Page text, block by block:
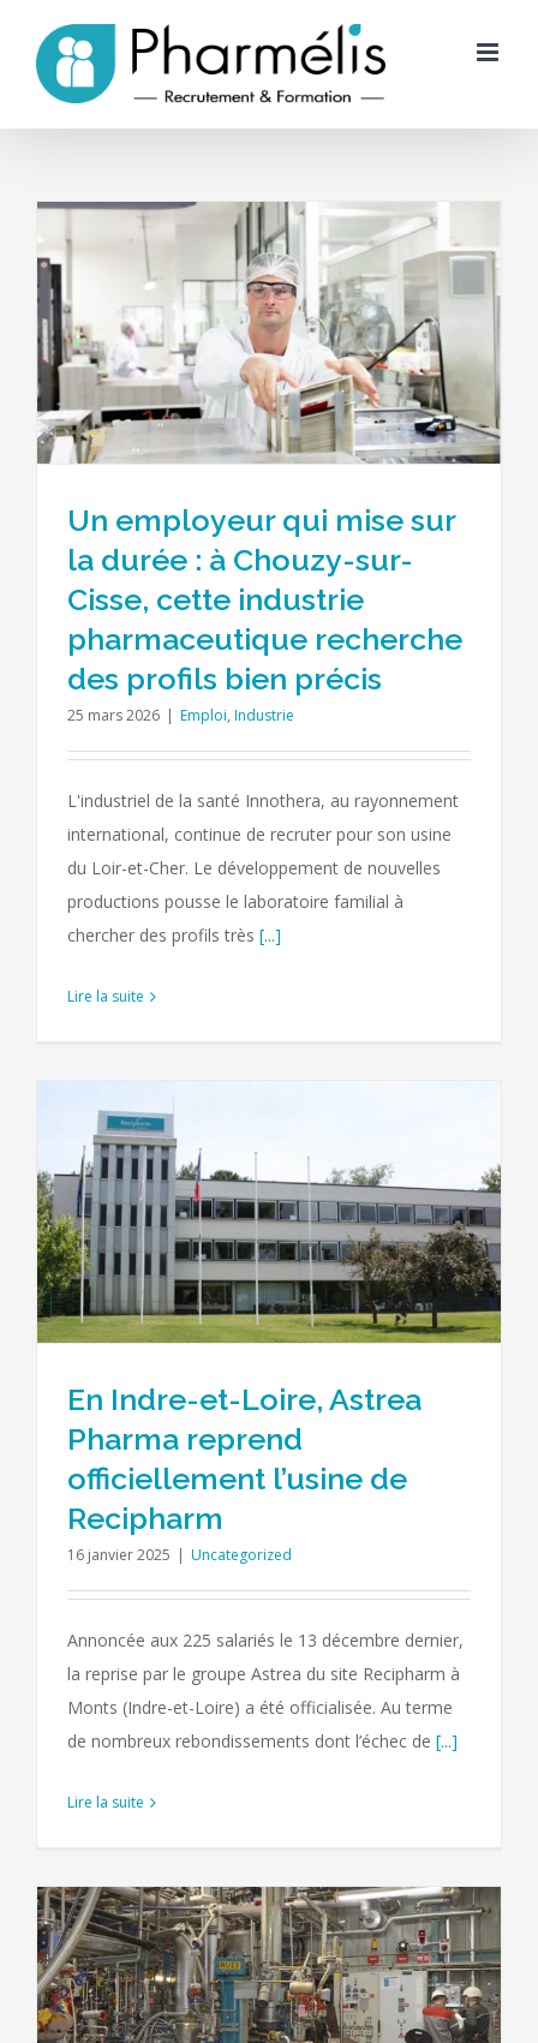
content
Un employeur qui mise sur
la durée : à Chouzy-sur-
Cisse, cette industrie
pharmaceutique recherche
des profils bien précis
25 mars 2026 | Emploi, Industrie
L'industriel de la santé Innothera, au rayonnement
international, continue de recruter pour son usine
du Loir-et-Cher. Le développement de nouvelles
productions pousse le laboratoire familial à
chercher des profils très [...]
Lire la suite
En Indre-et-Loire, Astrea
Pharma reprend
officiellement l’usine de
Recipharm
16 janvier 2025 | Uncategorized
Annoncée aux 225 salariés le 13 décembre dernier,
la reprise par le groupe Astrea du site Recipharm à
Monts (Indre-et-Loire) a été officialisée. Au terme
de nombreux rebondissements dont l’échec de [...]
Lire la suite